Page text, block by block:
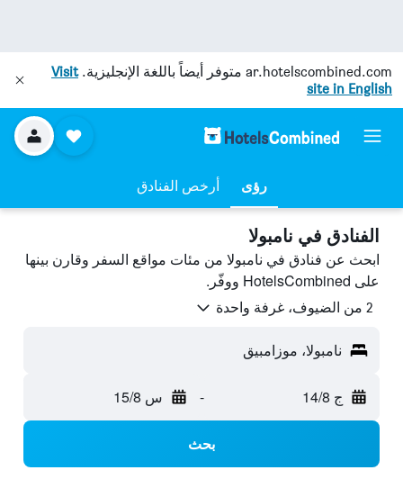
ar.hotelscombined.com متوفر أيضاً باللغة الإنجليزية.Visit
site in English
رؤى أرخص الفنادق
الفنادق في نامبولا
ابحث عن فنادق في نامبولا من مئات مواقع السفر وقارن بينها
على HotelsCombined ووفّر.
2 من الضيوف، غرفة واحدة
نامبولا، موزامبيق
ج 14/8 - س 15/8
بحث